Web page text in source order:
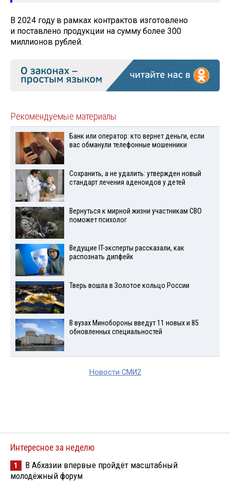
В 2024 году в рамках контрактов изготовлено
и поставлено продукции на сумму более 300
миллионов рублей.
Рекомендуемые материалы
Банк или оператор: кто вернет деньги, если
вас обманули телефонные мошенники
Сохранить, а не удалить: утвержден новый
стандарт лечения аденоидов у детей
Вернуться к мирной жизни участникам СВО
поможет психолог
Ведущие IT-эксперты рассказали, как
распознать дипфейк
Тверь вошла в Золотое кольцо России
В вузах Минобороны введут 11 новых и 85
обновленных специальностей
Новости СМИ2
Интересное за неделю
1
В Абхазии впервые пройдёт масштабный
молодёжный форум